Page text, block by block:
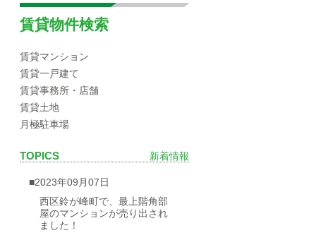
賃貸物件検索
賃貸マンション
賃貸一戸建て
賃貸事務所・店舗
賃貸土地
月極駐車場
TOPICS 新着情報
■2023年09月07日
西区鈴が峰町で、最上階角部
屋のマンションが売り出され
ました！